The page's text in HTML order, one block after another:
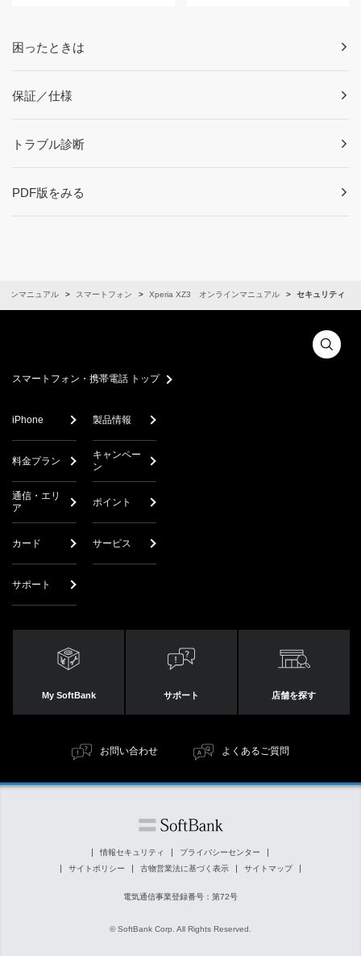
困ったときは
保証／仕様
トラブル診断
PDF版をみる
インマニュアル スマートフォン Xperia XZ3 オンラインマニュアル セキュリティ
スマートフォン・携帯電話 トップ
iPhone 製品情報
料金プラン
キャンペー
ン
通信・エリ
ア
ポイント
カード サービス
サポート
My SoftBank サポート 店舗を探す
お問い合わせ よくあるご質問
情報セキュリティ
プライバシーセンター
サイトポリシー
古物営業法に基づく表示 サイトマップ
電気通信事業登録番号：第72号
© SoftBank Corp. All Rights Reserved.